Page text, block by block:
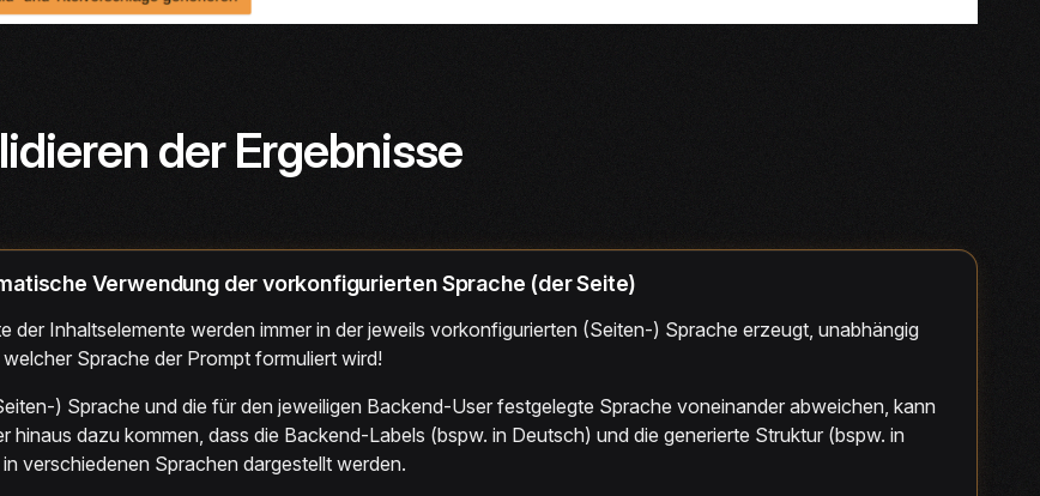
der Ergebnisse
Verwendung der vorkonfigurierten Sprache (der Seite)
der Inhaltselemente werden immer in der jeweils vorkonfigurierten (Seiten-) Sprache erzeugt, unabhängig
Sprache der Prompt formuliert wird!
) Sprache und die für den jeweiligen Backend-User festgelegte Sprache voneinander abweichen, kann
hinaus dazu kommen, dass die Backend-Labels (bspw. in Deutsch) und die generierte Struktur (bspw. in
verschiedenen Sprachen dargestellt werden.